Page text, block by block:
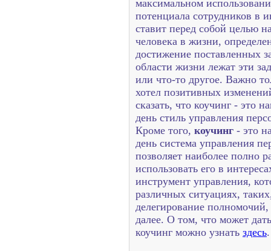
максимальном
потенциала сотрудников в
ставит перед собой целью
человека в жизни,
достижение поставленных
области жизни лежат эти
или что-то другое. Важно
хотел позитивных
сказать, что коучинг - это
день стиль управления
Кроме того, коучинг - это
день система управления
позволяет наиболее полно
использовать его в
инструмент управления,
различных ситуациях,
делегирование
далее. О том, что может
коучинг можно узнать здесь.